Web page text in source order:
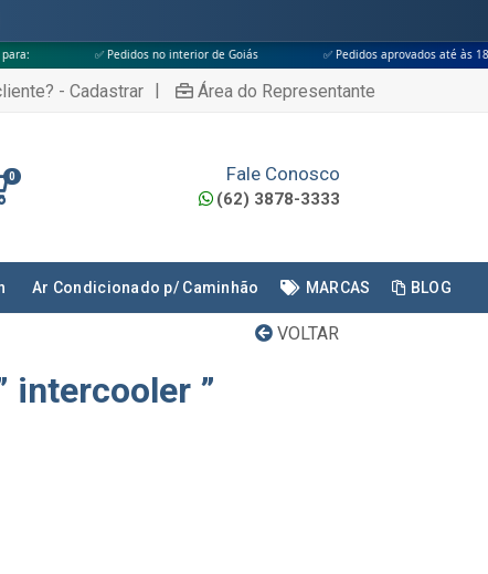
Pedidos no interior de Goiás ✅ Pedidos aprovados até às 18h ✅
- Cadastrar | Área do Representante
0 Fale Conosco
(62) 3878-3333
Ar Condicionado p/ Caminhão MARCAS BLOG
VOLTAR
intercooler ”